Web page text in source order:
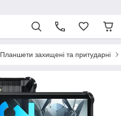
Планшети захищені та притударні